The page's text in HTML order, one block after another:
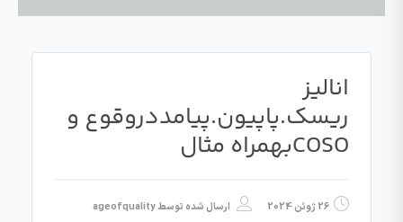
انالیز
ریسک.پاپیون.پیامددروقوع و
COSOبهمراه مثال
26 ژوئن 2024 ارسال شده توسطageofquality